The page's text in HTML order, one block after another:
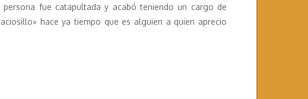
fue catapultada y acabó teniendo un cargo de
hace ya tiempo que es alguien a quien aprecio